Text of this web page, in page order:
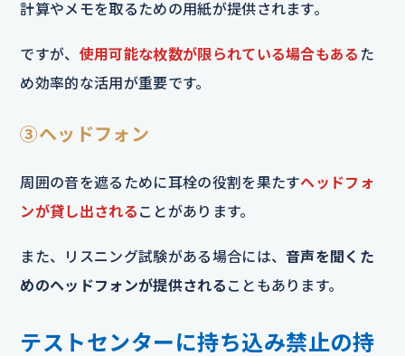
計算やメモを取るための用紙が提供されます。
ですが、 使用可能な枚数が限られている場合もある た
め効率的な活用が重要です。
③ヘッドフォン
周囲の音を遮るために耳栓の役割を果たすヘッドフォ
ンが貸し出される ことがあります。
また、リスニング試験がある場合には、音声を聞くた
めのヘッドフォンが提供される こともあります。
テストセンターに持ち込み禁止の持